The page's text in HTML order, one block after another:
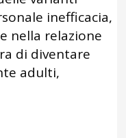
inefficacia,
nella relazione
di diventare
adulti,